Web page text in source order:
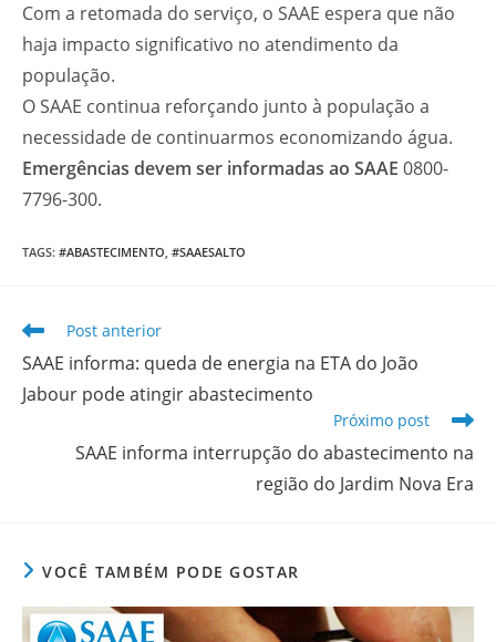
Com a retomada do serviço, o SAAE espera que não
haja impacto significativo no atendimento da
população.
O SAAE continua reforçando junto à população a
necessidade de continuarmos economizando água.
Emergências devem ser informadas ao SAAE 0800-
7796-300.
TAGS: #ABASTECIMENTO, #SAAESALTO
Leia
artigos
Post anterior
SAAE informa: queda de energia na ETA do João
Jabour pode atingir abastecimento
Próximo post
SAAE informa interrupção do abastecimento na
região do Jardim Nova Era
VOCÊ TAMBÉM PODE GOSTAR